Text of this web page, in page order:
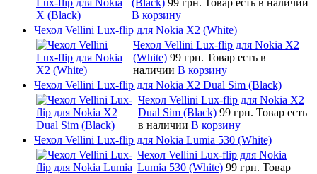
В корзину
Чехол Vellini Lux-flip для Nokia X2 (White)
Чехол Vellini Lux-flip для Nokia X2
(White) 99 грн. Товар есть в
наличии В корзину
Чехол Vellini Lux-flip для Nokia X2 Dual Sim (Black)
Чехол Vellini Lux-flip для Nokia X2
Dual Sim (Black) 99 грн. Товар есть
в наличии В корзину
Чехол Vellini Lux-flip для Nokia Lumia 530 (White)
Чехол Vellini Lux-flip для Nokia
Lumia 530 (White) 99 грн. Товар